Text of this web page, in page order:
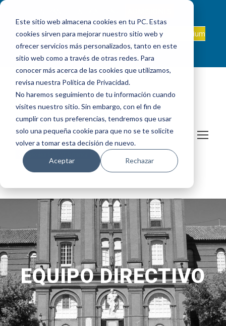
Este sitio web almacena cookies en tu PC. Estas
cookies sirven para mejorar nuestro sitio web y
ofrecer servicios más personalizados, tanto en este
sitio web como a través de otras redes. Para
conocer más acerca de las cookies que utilizamos,
revisa nuestra Política de Privacidad.
No haremos seguimiento de tu información cuando
visites nuestro sitio. Sin embargo, con el fin de
cumplir con tus preferencias, tendremos que usar
solo una pequeña cookie para que no se te solicite
volver a tomar esta decisión de nuevo.
Aceptar Rechazar
ES +34 924 524 001
sanjosevillafranca@fundacionloyola.es | Onda Collegium
Podcast
EQUIPO DIRECTIVO